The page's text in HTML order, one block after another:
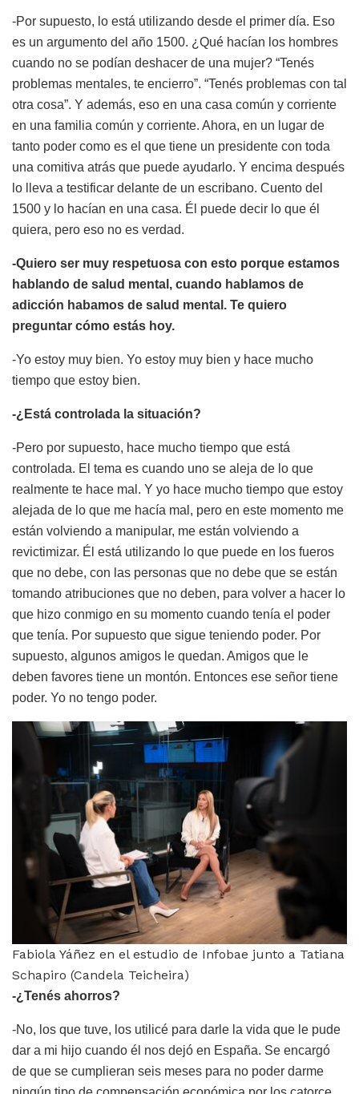
-Por supuesto, lo está utilizando desde el primer día. Eso
es un argumento del año 1500. ¿Qué hacían los hombres
cuando no se podían deshacer de una mujer? “Tenés
problemas mentales, te encierro”. “Tenés problemas con tal
otra cosa”. Y además, eso en una casa común y corriente
en una familia común y corriente. Ahora, en un lugar de
tanto poder como es el que tiene un presidente con toda
una comitiva atrás que puede ayudarlo. Y encima después
lo lleva a testificar delante de un escribano. Cuento del
1500 y lo hacían en una casa. Él puede decir lo que él
quiera, pero eso no es verdad.
-Quiero ser muy respetuosa con esto porque estamos
hablando de salud mental, cuando hablamos de
adicción habamos de salud mental. Te quiero
preguntar cómo estás hoy.
-Yo estoy muy bien. Yo estoy muy bien y hace mucho
tiempo que estoy bien.
-¿Está controlada la situación?
-Pero por supuesto, hace mucho tiempo que está
controlada. El tema es cuando uno se aleja de lo que
realmente te hace mal. Y yo hace mucho tiempo que estoy
alejada de lo que me hacía mal, pero en este momento me
están volviendo a manipular, me están volviendo a
revictimizar. Él está utilizando lo que puede en los fueros
que no debe, con las personas que no debe que se están
tomando atribuciones que no deben, para volver a hacer lo
que hizo conmigo en su momento cuando tenía el poder
que tenía. Por supuesto que sigue teniendo poder. Por
supuesto, algunos amigos le quedan. Amigos que le
deben favores tiene un montón. Entonces ese señor tiene
poder. Yo no tengo poder.
Fabiola Yáñez en el estudio de Infobae junto a Tatiana
Schapiro (Candela Teicheira)
-¿Tenés ahorros?
-No, los que tuve, los utilicé para darle la vida que le pude
dar a mi hijo cuando él nos dejó en España. Se encargó
de que se cumplieran seis meses para no poder darme